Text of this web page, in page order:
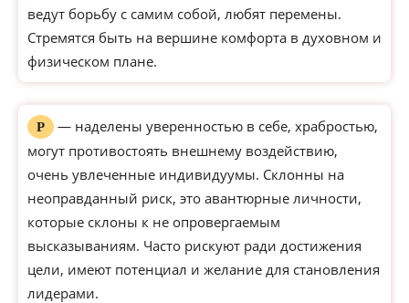
ведут борьбу с самим собой, любят перемены.
Стремятся быть на вершине комфорта в духовном и
физическом плане.
Р
— наделены уверенностью в себе, храбростью,
могут противостоять внешнему воздействию,
очень увлеченные индивидуумы. Склонны на
неоправданный риск, это авантюрные личности,
которые склоны к не опровергаемым
высказываниям. Часто рискуют ради достижения
цели, имеют потенциал и желание для становления
лидерами.